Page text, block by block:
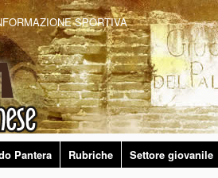
SPORTIVA
Pantera Rubriche Settore giovanile